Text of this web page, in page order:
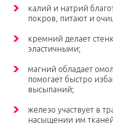
калий и натрий
покров, питают и
кремний делает
эластичными;
магний обладает
помогает быстро
высыпаний;
железо участвует в
насыщении им